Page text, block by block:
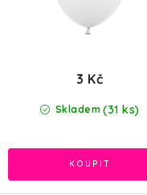
Skladem (31 ks)
3 Kč